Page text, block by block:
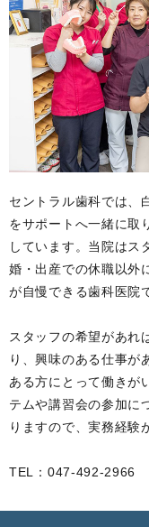
セントラル歯科では、
をサポートへ一緒に取
しています。当院はス
婚・出産での休職以外
が自慢できる歯科医院
スタッフの希望があれ
り、興味のある仕事が
ある方にとって働きが
テムや講習会の参加に
りますので、実務経験
TEL：047-492-2966